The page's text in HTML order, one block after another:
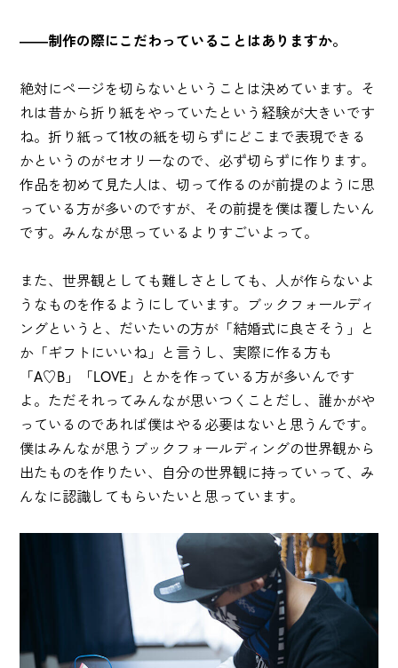
――制作の際にこだわっていることはありますか。
絶対にページを切らないということは決めています。そ
れは昔から折り紙をやっていたという経験が大きいです
ね。折り紙って1枚の紙を切らずにどこまで表現できる
かというのがセオリーなので、必ず切らずに作ります。
作品を初めて見た人は、切って作るのが前提のように思
っている方が多いのですが、その前提を僕は覆したいん
です。みんなが思っているよりすごいよって。
また、世界観としても難しさとしても、人が作らないよ
うなものを作るようにしています。ブックフォールディ
ングというと、だいたいの方が「結婚式に良さそう」と
か「ギフトにいいね」と言うし、実際に作る方も
「A♡B」「LOVE」とかを作っている方が多いんです
よ。ただそれってみんなが思いつくことだし、誰かがや
っているのであれば僕はやる必要はないと思うんです。
僕はみんなが思うブックフォールディングの世界観から
出たものを作りたい、自分の世界観に持っていって、み
んなに認識してもらいたいと思っています。